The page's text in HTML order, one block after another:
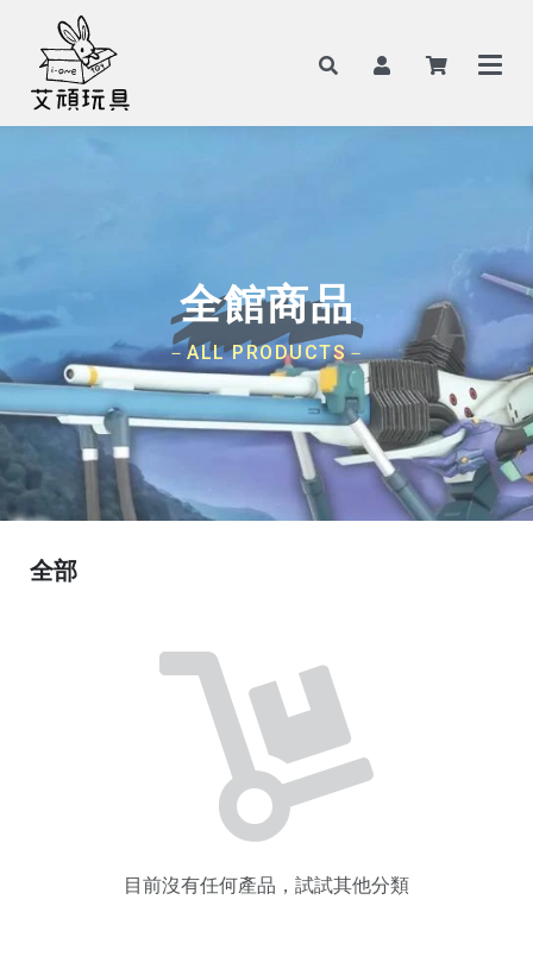
全館商品
－ALL PRODUCTS－
目前沒有任何產品，試試其他分類
全部